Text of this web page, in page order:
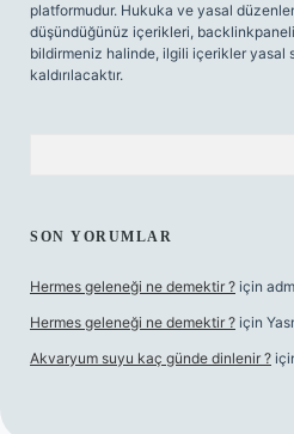
platformudur. Hukuka ve yasal
düşündüğünüz içerikleri,
bildirmeniz halinde, ilgili içerikler yasal
kaldırılacaktır.
SON YORUMLAR
Hermes geleneği ne demektir ? için
Hermes geleneği ne demektir ? için
Akvaryum suyu kaç günde dinlenir ?